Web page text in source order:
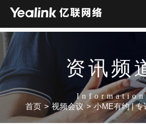
资讯频
Information
首页 > 视频会议 >